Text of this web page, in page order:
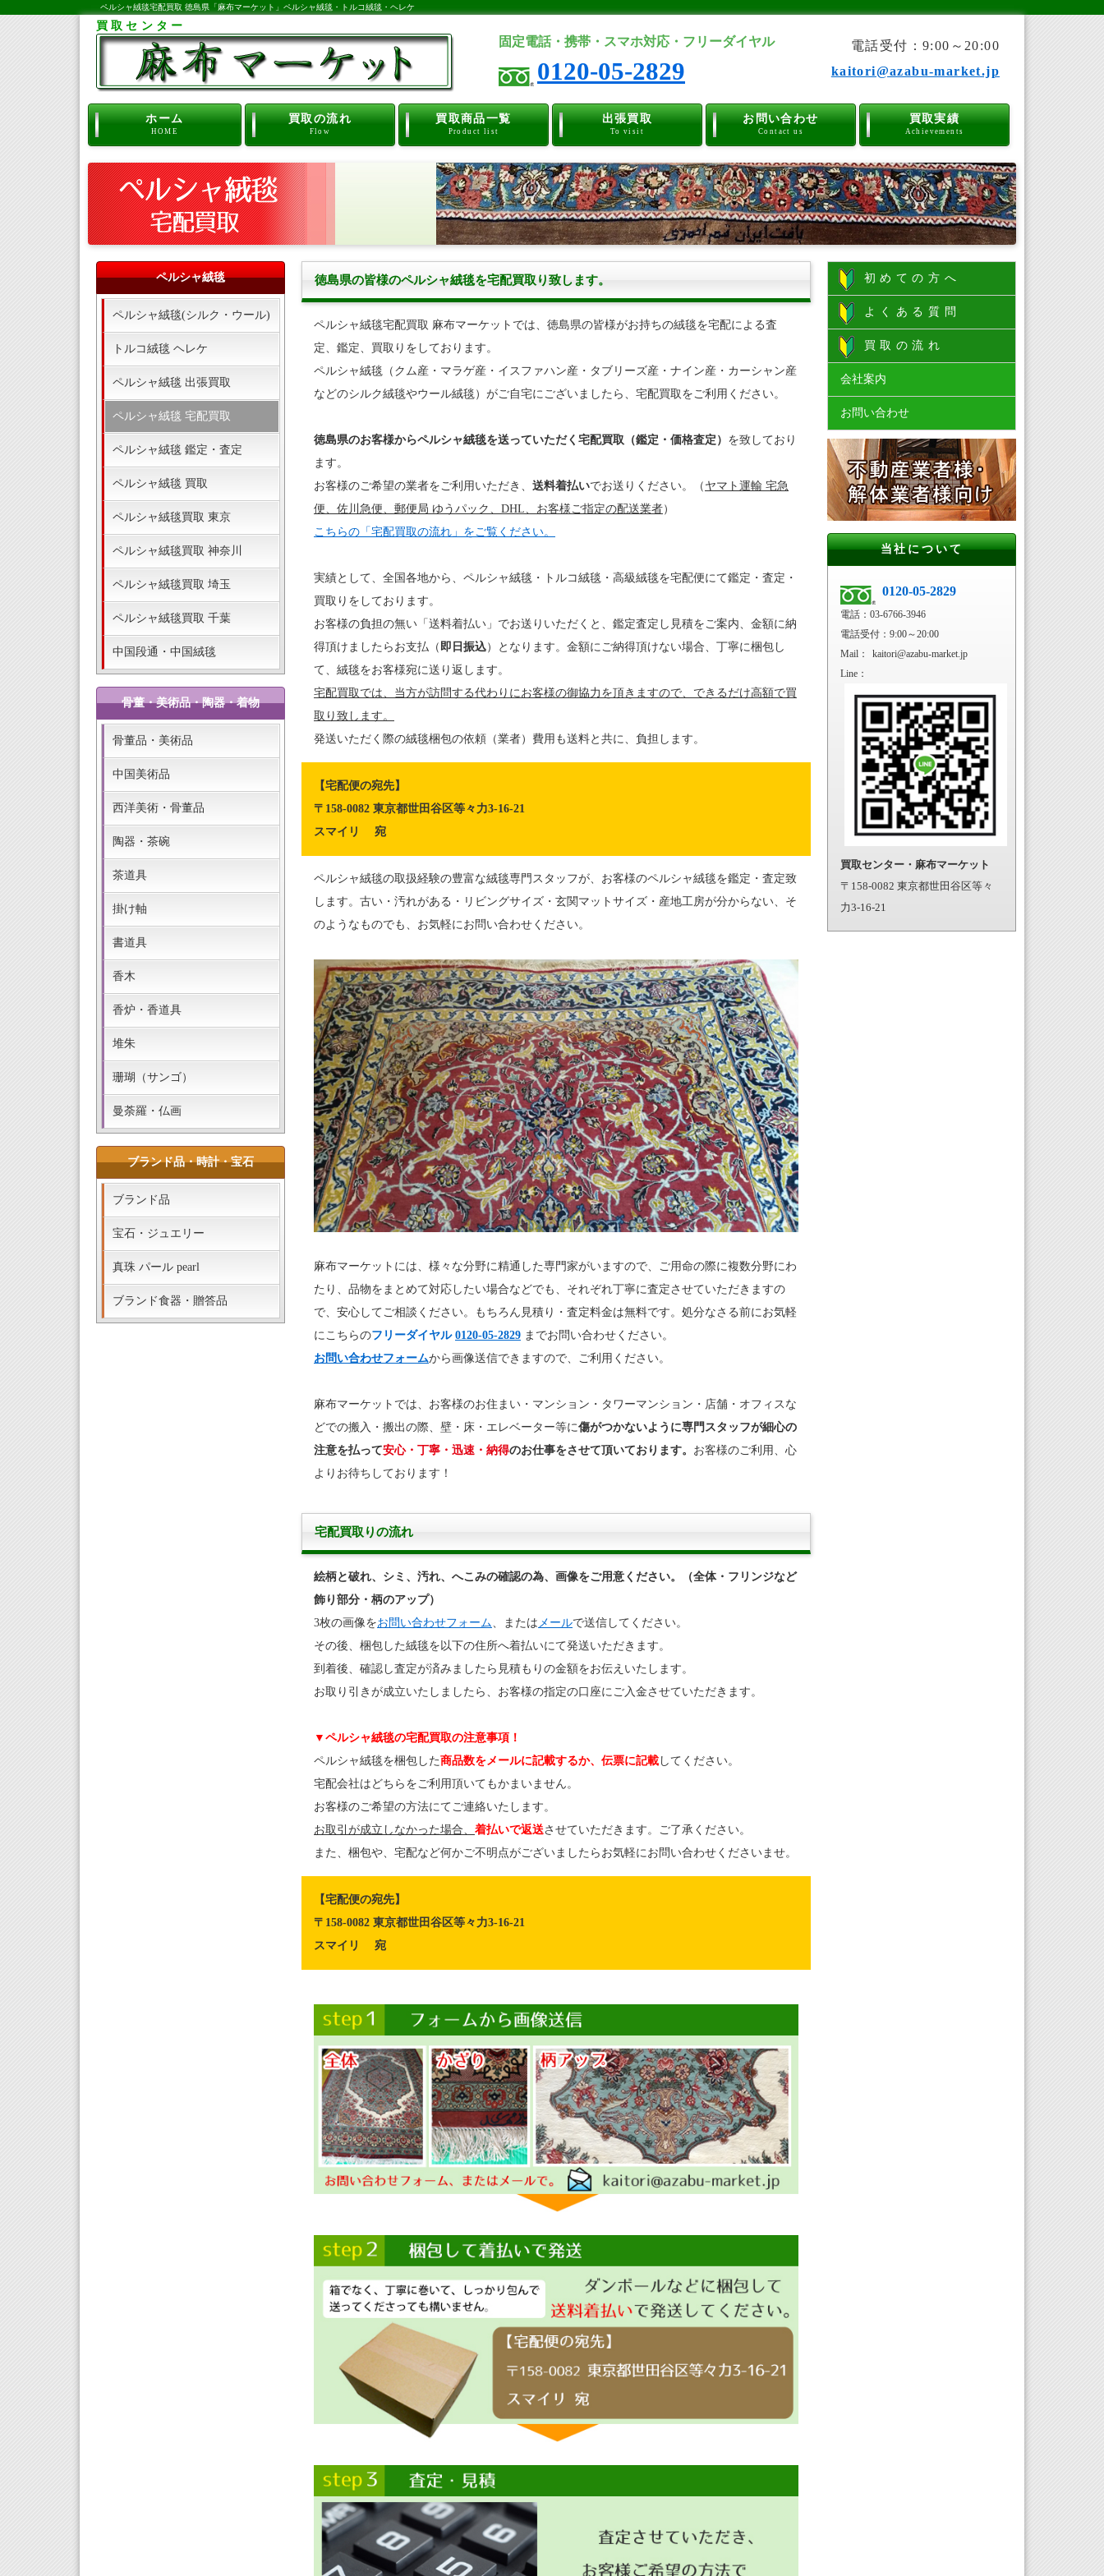
ペルシャ絨毯宅配買取 徳島県「麻布マーケット」ペルシャ絨毯・トルコ絨毯・ヘレケ
買取センター
固定電話・携帯・スマホ対応・フリーダイヤル
0120-05-2829
電話受付：9:00～20:00
kaitori@azabu-market.jp
ホーム
HOME
買取の流れ
Flow
買取商品一覧
Product list
出張買取
To visit
お問い合わせ
Contact us
買取実績
Achievements
徳島県の皆様のペルシャ絨毯を宅配買取り致します。
ペルシャ絨毯宅配買取 麻布マーケットでは、徳島県の皆様がお持ちの絨毯を宅配による査
定、鑑定、買取りをしております。
ペルシャ絨毯（クム産・マラゲ産・イスファハン産・タブリーズ産・ナイン産・カーシャン産
などのシルク絨毯やウール絨毯）がご自宅にございましたら、宅配買取をご利用ください。
徳島県のお客様からペルシャ絨毯を送っていただく宅配買取（鑑定・価格査定） を致しており
ます。
お客様のご希望の業者をご利用いただき、 送料着払いでお送りください。（ ヤマト運輸 宅急
便、佐川急便、郵便局 ゆうパック、DHL、お客様ご指定の配送業者）
こちらの「宅配買取の流れ」をご覧ください。
実績として、全国各地から、ペルシャ絨毯・トルコ絨毯・高級絨毯を宅配便にて鑑定・査定・
買取りをしております。
お客様の負担の無い「送料着払い」でお送りいただくと、鑑定査定し見積をご案内、金額に納
得頂けましたらお支払（即日振込）となります。金額にご納得頂けない場合、丁寧に梱包し
て、絨毯をお客様宛に送り返します。
宅配買取では、当方が訪問する代わりにお客様の御協力を頂きますので、できるだけ高額で買
取り致します。
発送いただく際の絨毯梱包の依頼（業者）費用も送料と共に、負担します。
【宅配便の宛先】
〒158-0082 東京都世田谷区等々力3-16-21
スマイリ 宛
ペルシャ絨毯の取扱経験の豊富な絨毯専門スタッフが、お客様のペルシャ絨毯を鑑定・査定致
します。古い・汚れがある・リビングサイズ・玄関マットサイズ・産地工房が分からない、そ
のようなものでも、お気軽にお問い合わせください。
麻布マーケットには、様々な分野に精通した専門家がいますので、ご用命の際に複数分野にわ
たり、品物をまとめて対応したい場合などでも、それぞれ丁寧に査定させていただきますの
で、安心してご相談ください。もちろん見積り・査定料金は無料です。処分なさる前にお気軽
にこちらのフリーダイヤル 0120-05-2829 までお問い合わせください。
お問い合わせフォームから画像送信できますので、ご利用ください。
麻布マーケットでは、お客様のお住まい・マンション・タワーマンション・店舗・オフィスな
どでの搬入・搬出の際、壁・床・エレベーター等に傷がつかないように専門スタッフが細心の
注意を払って安心・丁寧・迅速・納得のお仕事をさせて頂いております。 お客様のご利用、心
よりお待ちしております！
宅配買取りの流れ
絵柄と破れ、シミ、汚れ、へこみの確認の為、画像をご用意ください。（全体・フリンジなど
飾り部分・柄のアップ）
3枚の画像をお問い合わせフォーム、または メールで送信してください。
その後、梱包した絨毯を以下の住所へ着払いにて発送いただきます。
到着後、確認し査定が済みましたら見積もりの金額をお伝えいたします。
お取り引きが成立いたしましたら、お客様の指定の口座にご入金させていただきます。
▼ペルシャ絨毯の宅配買取の注意事項！
ペルシャ絨毯を梱包した商品数をメールに記載するか、伝票に記載 してください。
宅配会社はどちらをご利用頂いてもかまいません。
お客様のご希望の方法にてご連絡いたします。
お取引が成立しなかった場合、 着払いで返送させていただきます。ご了承ください。
また、梱包や、宅配など何かご不明点がございましたらお気軽にお問い合わせくださいませ。
【宅配便の宛先】
〒158-0082 東京都世田谷区等々力3-16-21
スマイリ 宛
ペルシャ絨毯
ペルシャ絨毯(シルク・ウール)
トルコ絨毯 ヘレケ
ペルシャ絨毯 出張買取
ペルシャ絨毯 宅配買取
ペルシャ絨毯 鑑定・査定
ペルシャ絨毯 買取
ペルシャ絨毯買取 東京
ペルシャ絨毯買取 神奈川
ペルシャ絨毯買取 埼玉
ペルシャ絨毯買取 千葉
中国段通・中国絨毯
骨董・美術品・陶器・着物
骨董品・美術品
中国美術品
西洋美術・骨董品
陶器・茶碗
茶道具
掛け軸
書道具
香木
香炉・香道具
堆朱
珊瑚（サンゴ）
曼荼羅・仏画
ブランド品・時計・宝石
ブランド品
宝石・ジュエリー
真珠 パール pearl
ブランド食器・贈答品
初めての方へ
よくある質問
買取の流れ
会社案内
お問い合わせ
当社について
0120-05-2829
電話：03-6766-3946
電話受付：9:00～20:00
Mail：
kaitori@azabu-market.jp
Line：
買取センター・麻布マーケット
〒158-0082 東京都世田谷区等々
力3-16-21